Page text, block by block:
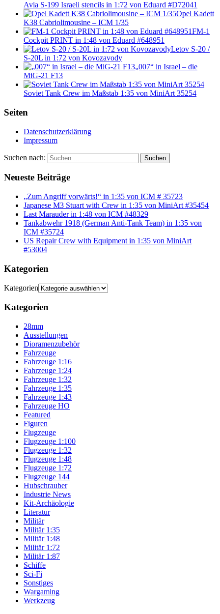
Avia S-199 Israeli stencils in 1:72 von Eduard #D72041
Opel Kadett
K38 Cabriolimousine – ICM 1/35
FM-1
Cockpit PRINT in 1:48 von Eduard #648951
Letov S-20 /
S-20L in 1:72 von Kovozavody
„007“ in Israel – die
MiG-21 F13
Soviet Tank Crew im Maßstab 1:35 von MiniArt 35254
Seiten
Datenschutzerklärung
Impressum
Suchen nach: Suchen
Neueste Beiträge
„Zum Angriff vorwärts!“ in 1:35 von ICM # 35723
Japanese M3 Stuart with Crew in 1:35 von MiniArt #35454
Last Marauder in 1:48 von ICM #48329
Tankabwehr 1918 (German Anti-Tank Team) in 1:35 von
ICM #35724
US Repair Crew with Equipment in 1:35 von MiniArt
#53004
Kategorien
Kategorien
Kategorien
28mm
Ausstellungen
Dioramenzubehör
Fahrzeuge
Fahrzeuge 1:16
Fahrzeuge 1:24
Fahrzeuge 1:32
Fahrzeuge 1:35
Fahrzeuge 1:43
Fahrzeuge HO
Featured
Figuren
Flugzeuge
Flugzeuge 1:100
Flugzeuge 1:32
Flugzeuge 1:48
Flugzeuge 1:72
Flugzeuge 144
Hubschrauber
Industrie News
Kit-Archäologie
Literatur
Militär
Militär 1:35
Militär 1:48
Militär 1:72
Militär 1:87
Schiffe
Sci-Fi
Sonstiges
Wargaming
Werkzeug